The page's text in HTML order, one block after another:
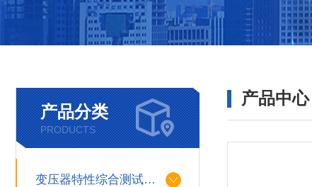
产品分类
PRODUCTS
变压器特性综合测试台系列
产品中心